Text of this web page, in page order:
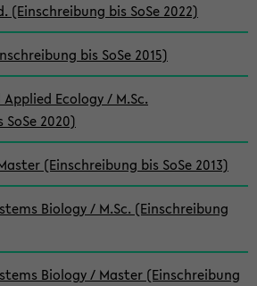
(Einschreibung bis SoSe 2022)
bis SoSe 2015)
Ecology / M.Sc.
2020)
(Einschreibung bis SoSe 2013)
Biology / M.Sc. (Einschreibung
Biology / Master (Einschreibung